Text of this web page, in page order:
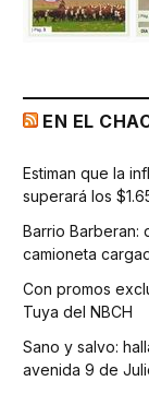
EN EL
Estiman que la
superará los
Barrio Barberan:
camioneta
Con promos
Tuya del NBCH
Sano y salvo:
avenida 9 de